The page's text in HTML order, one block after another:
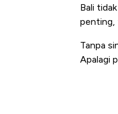
Bali
penting,
Tanpa
Apalagi